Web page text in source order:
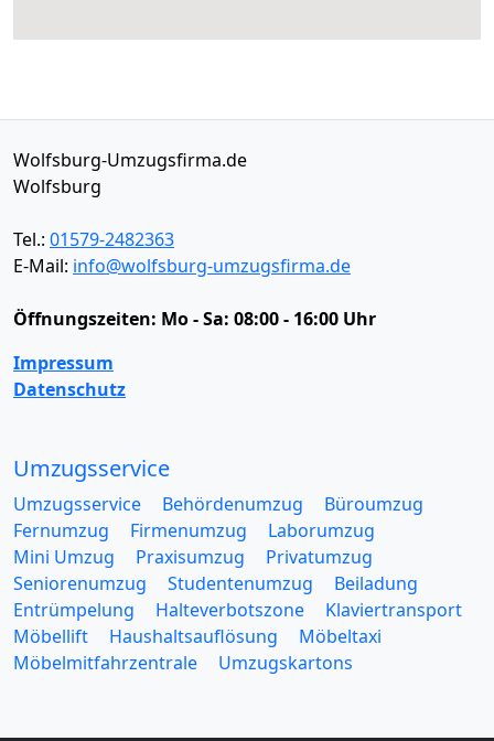
Wolfsburg-Umzugsfirma.de
Wolfsburg
Tel.: 01579-2482363
E-Mail: info@wolfsburg-umzugsfirma.de
Öffnungszeiten: Mo - Sa: 08:00 - 16:00 Uhr
Impressum
Datenschutz
Umzugsservice
Umzugsservice Behördenumzug
Büroumzug
Fernumzug
Firmenumzug
Laborumzug
Mini Umzug
Praxisumzug
Privatumzug
Seniorenumzug
Studentenumzug
Beiladung
Entrümpelung
Halteverbotszone
Klaviertransport
Möbellift
Haushaltsauflösung
Möbeltaxi
Möbelmitfahrzentrale
Umzugskartons